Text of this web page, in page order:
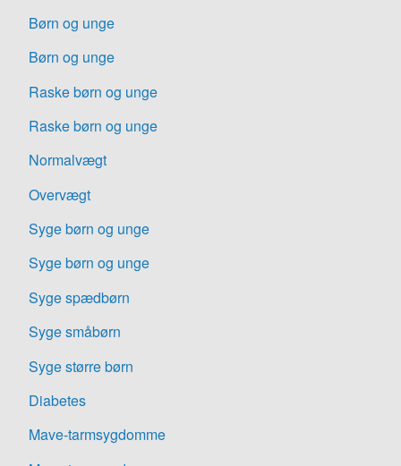
Børn og unge
Børn og unge
Raske børn og unge
Raske børn og unge
Normalvægt
Overvægt
Syge børn og unge
Syge børn og unge
Syge spædbørn
Syge småbørn
Syge større børn
Diabetes
Mave-tarmsygdomme